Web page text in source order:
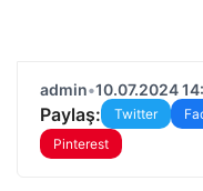
admin•10.07.2024
Paylaş: Twitter
Pinterest